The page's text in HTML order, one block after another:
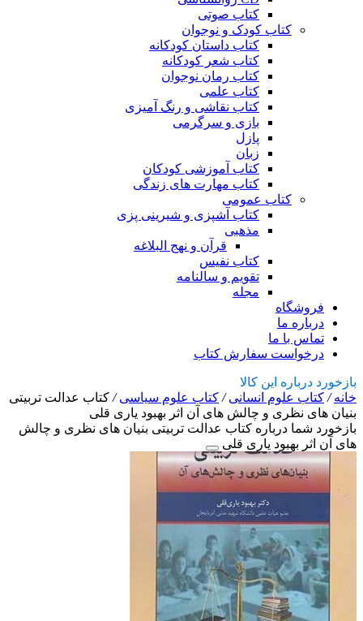
کتاب صوتی
کتاب کودک و نوجوان
کتاب داستان کودکانه
کتاب شعر کودکانه
کتاب رمان نوجوان
کتاب علمی
کتاب نقاشی و رنگ آمیزی
بازی و سرگرمی
پازل
زبان
کتاب آموزشی کودکان
کتاب مهارت های زندگی
کتاب عمومی
کتاب آشپزی و شیرینی پزی
مذهبی
قرآن و نهج البلاغه
کتاب نفیس
تقویم و سالنامه
مجله
فروشگاه
درباره ما
تماس با ما
درخواست سفارش کتاب
بازخورد درباره این کالا
خانه/ کتاب علوم انسانی/ کتاب علوم سیاسی/ کتاب عدالت تربیتی
بنیان های نظری و چالش های آن اثر بهبود یاری قلی
بازخورد شما درباره کتاب عدالت تربیتی بنیان های نظری و چالش
های آن اثر بهبود یاری قلی